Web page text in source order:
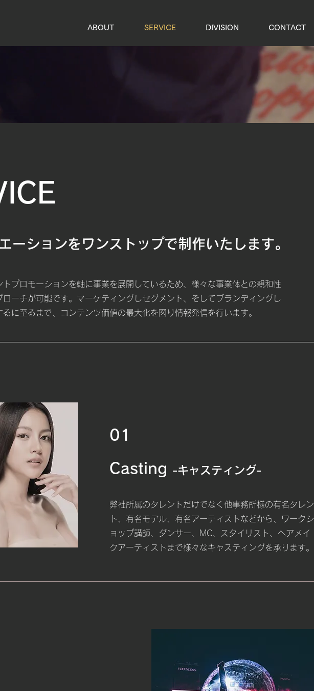
ABOUT SERVICE DIVISION CONTACT
ーションをワンストップで制作いたします。
プロモーションを軸に事業を展開しているため、様々な事業体との親和性
ーチが可能です。マーケティングしセグメント、そしてブランディングし
に至るまで、コンテンツ価値の最大化を図り情報発信を行います。
01
Casting -キャスティング-
弊社所属のタレントだけでなく他事務所様の有名タレン
ト、有名モデル、有名アーティストなどから、ワークシ
ョップ講師、ダンサー、MC、スタイリスト、ヘアメイ
クアーティストまで様々なキャスティングを承ります。